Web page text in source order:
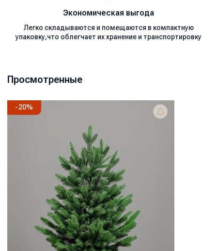
Экономическая выгода
Легко складываются и помещаются в компактную
упаковку,что облегчает их хранение и транспортировку
Просмотренные
-20%